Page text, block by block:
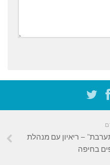
– ריאיון עם מנהלת
בחיפה